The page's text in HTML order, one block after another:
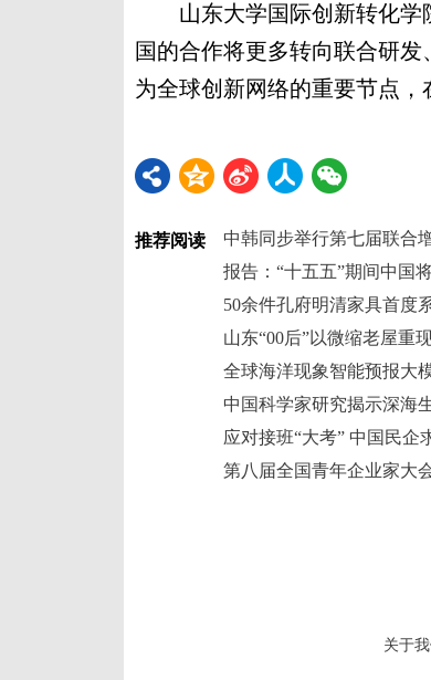
山东大学国际创新转化学
国的合作将更多转向联合研
为全球创新网络的重要节点
推荐阅读
中韩同步举行第七届联合
50余件孔府明清家具首度
全球海洋现象智能预报大
中国科学家研究揭示深海
应对接班“大考” 中国民企
第八届全国青年企业家大
关于